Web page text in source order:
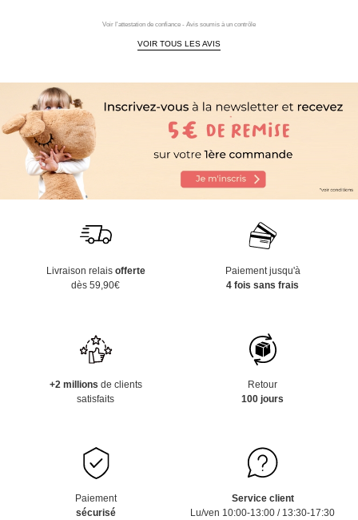
Voir l'attestation de confiance - Avis soumis à un contrôle
VOIR TOUS LES AVIS
Livraison relais offerte
dès 59,90€
Paiement jusqu'à
4 fois sans frais
+2 millions de clients
satisfaits
Retour
100 jours
Paiement
sécurisé
Service client
Lu/ven 10:00-13:00 / 13:30-17:30